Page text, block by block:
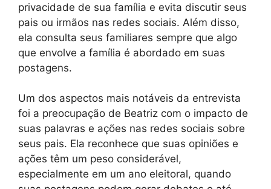
privacidade de sua família e evita discutir seus
pais ou irmãos nas redes sociais. Além disso,
ela consulta seus familiares sempre que algo
que envolve a família é abordado em suas
postagens.
Um dos aspectos mais notáveis da entrevista
foi a preocupação de Beatriz com o impacto de
suas palavras e ações nas redes sociais sobre
seus pais. Ela reconhece que suas opiniões e
ações têm um peso considerável,
especialmente em um ano eleitoral, quando